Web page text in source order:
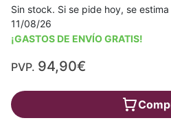
Sin stock. Si se pide hoy, se
11/08/26
¡GASTOS DE ENVÍO GRATIS!
PVP. 94,90€